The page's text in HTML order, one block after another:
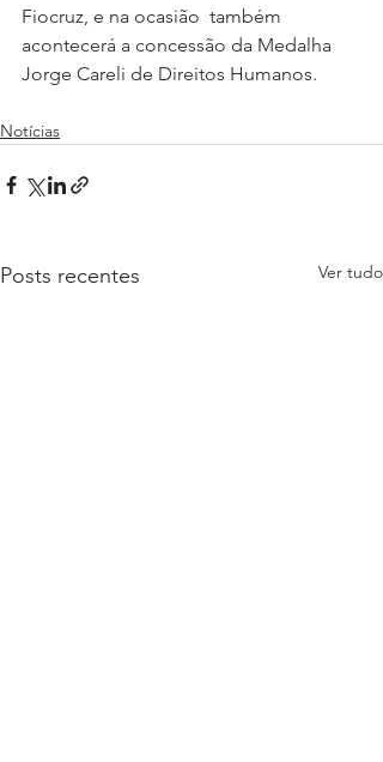
Fiocruz, e na ocasião  também
acontecerá a concessão da Medalha
Jorge Careli de Direitos Humanos.
Notícias
Posts recentes Ver tudo